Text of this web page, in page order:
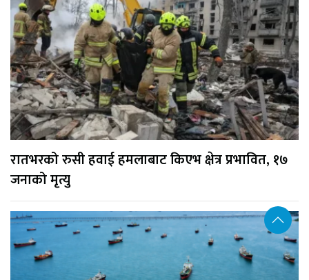
रातभरको रुसी हवाई हमलाबाट किएभ क्षेत्र प्रभावित, १७
जनाको मृत्यु